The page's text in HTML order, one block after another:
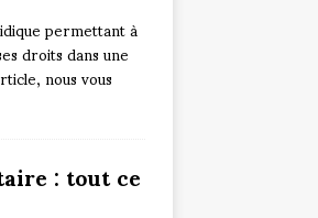
permettant à
droits dans une
nous vous
: tout ce